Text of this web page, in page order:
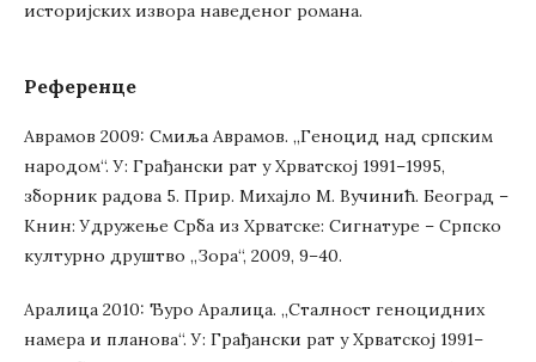
историјских извора наведеног романа.
Референце
Аврамов 2009: Смиља Аврамов. „Геноцид над српским
народом“. У: Грађански рат у Хрватској 1991–1995,
зборник радова 5. Прир. Михајло М. Вучинић. Београд –
Книн: Удружење Срба из Хрватске: Сигнатуре – Српско
културно друштво „Зора“, 2009, 9–40.
Аралица 2010: Ђуро Аралица. „Сталност геноцидних
намера и планова“. У: Грађански рат у Хрватској 1991–